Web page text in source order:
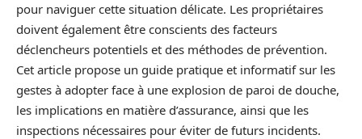
pour naviguer cette situation délicate. Les propriétaires
doivent également être conscients des facteurs
déclencheurs potentiels et des méthodes de prévention.
Cet article propose un guide pratique et informatif sur les
gestes à adopter face à une explosion de paroi de douche,
les implications en matière d’assurance, ainsi que les
inspections nécessaires pour éviter de futurs incidents.